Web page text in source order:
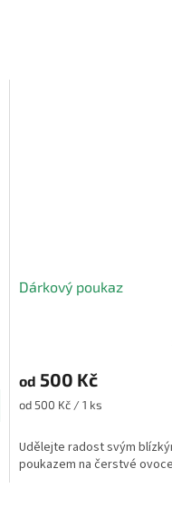
Dárkový poukaz
produktu
5,0
5
hvězdiček.
od 500 Kč
Měrná
od 500 Kč / 1 ks
Udělejte radost svým
poukazem na čerstvé